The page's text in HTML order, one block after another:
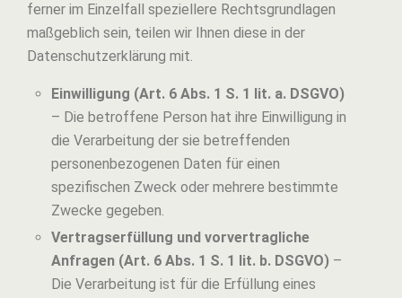
ferner im Einzelfall speziellere Rechtsgrundlagen
maßgeblich sein, teilen wir Ihnen diese in der
Datenschutzerklärung mit.
Einwilligung (Art. 6 Abs. 1 S. 1 lit. a. DSGVO)
– Die betroffene Person hat ihre Einwilligung in
die Verarbeitung der sie betreffenden
personenbezogenen Daten für einen
spezifischen Zweck oder mehrere bestimmte
Zwecke gegeben.
Vertragserfüllung und vorvertragliche
Anfragen (Art. 6 Abs. 1 S. 1 lit. b. DSGVO)–
Die Verarbeitung ist für die Erfüllung eines